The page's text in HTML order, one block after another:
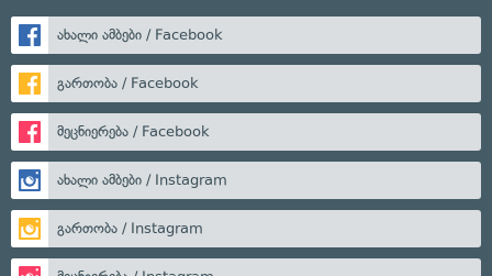
ახალი ამბები / Facebook
გართობა / Facebook
მეცნიერება / Facebook
ახალი ამბები / Instagram
გართობა / Instagram